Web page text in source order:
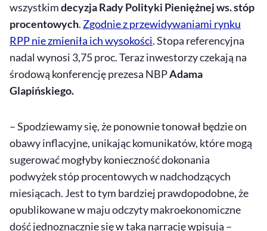
wszystkimdecyzja Rady Polityki Pieniężnej ws. stóp
procentowych. Zgodnie z przewidywaniami rynku
RPP nie zmieniła ich wysokości. Stopa referencyjna
nadal wynosi 3,75 proc. Teraz inwestorzy czekają na
środową konferencję prezesa NBPAdama
Glapińskiego.
– Spodziewamy się, że ponownie tonował będzie on
obawy inflacyjne, unikając komunikatów, które mogą
sugerować mogłyby konieczność dokonania
podwyżek stóp procentowych w nadchodzących
miesiącach. Jest to tym bardziej prawdopodobne, że
opublikowane w maju odczyty makroekonomiczne
dość jednoznacznie się w taką narrację wpisują –